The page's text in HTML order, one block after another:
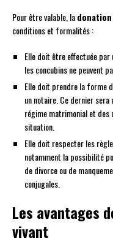
Pour être valable, la
conditions et formalités :
Elle doit être effectuée par
les concubins ne peuvent
Elle doit prendre la forme
un notaire. Ce dernier sera
régime matrimonial et des
situation.
Elle doit respecter les
notamment la possibilité
de divorce ou de
conjugales.
Les avantages
vivant